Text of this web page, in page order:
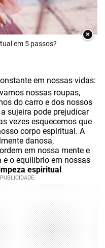
×
em 5 passos?
em nossas vidas:
nossas roupas,
do carro e dos nossos
sujeira pode prejudicar
vezes esquecemos que
corpo espiritual. A
danosa,
em nossa mente e
e o equilíbrio em nossas
espiritual